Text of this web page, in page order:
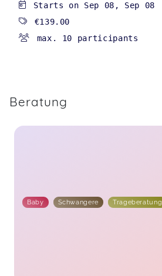
Starts on Sep 08 , Sep 08
€139.00
max. 10 participants
Beratung
Baby Schwangere Trageberatung